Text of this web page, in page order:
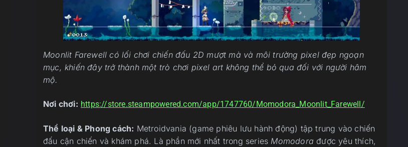
Moonlit Farewell có lối chơi chiến đấu 2D mượt mà và môi trường pixel đẹp ngoạn
mục, khiến đây trở thành một trò chơi pixel art không thể bỏ qua đối với người hâm
mộ.
Nơi chơi: https://store.steampowered.com/app/1747760/Momodora_Moonlit_Farewell/
Thể loại & Phong cách: Metroidvania (game phiêu lưu hành động) tập trung vào chiến
đấu cận chiến và khám phá. Là phần mới nhất trong series Momodora được yêu thích,